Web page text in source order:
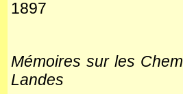
1897
Mémoires sur les
Landes